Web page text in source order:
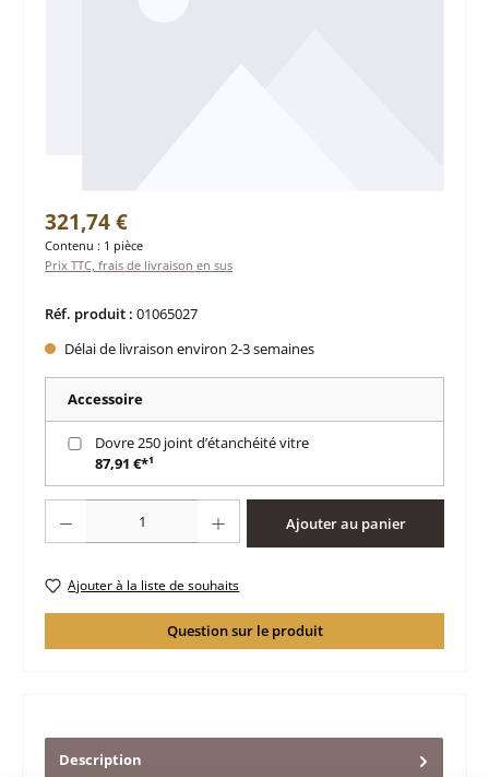
Prix régulier :
321,74 €
Contenu : 1 pièce
Prix TTC, frais de livraison en sus
Réf. produit : 01065027
Délai de livraison environ 2-3 semaines
Accessoire
Dovre 250 joint d’étanchéité vitre
87,91 €*¹
Ajouter au panier
Ajouter à la liste de souhaits
Question sur le produit
Description